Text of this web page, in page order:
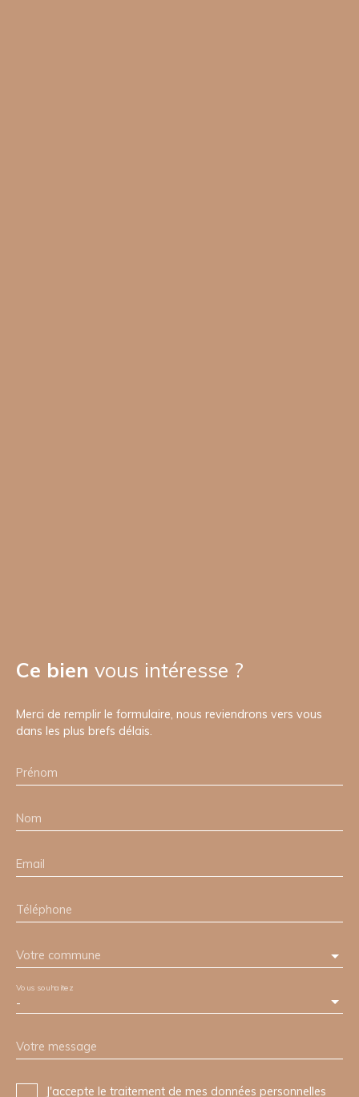
Ce bien vous intéresse ?
Merci de remplir le formulaire, nous reviendrons vers vous
dans les plus brefs délais.
Prénom
Nom
Email
Téléphone
Votre commune
-
Vous souhaitez
Votre message
J'accepte le traitement de mes données personnelles